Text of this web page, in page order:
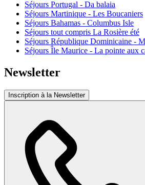
Séjours Portugal - Da balaia
Séjours Martinique - Les Boucaniers
Séjours Bahamas - Columbus Isle
Séjours tout compris La Rosière été
Séjours République Dominicaine -
Séjours Île Maurice - La pointe aux
Newsletter
Inscription à la Newsletter